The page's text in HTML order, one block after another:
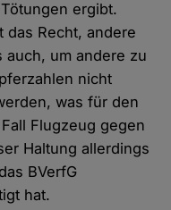
ergibt.
das Recht, andere
um andere zu
nicht
was für den
Flugzeug gegen
Haltung allerdings
BVerfG
hat.